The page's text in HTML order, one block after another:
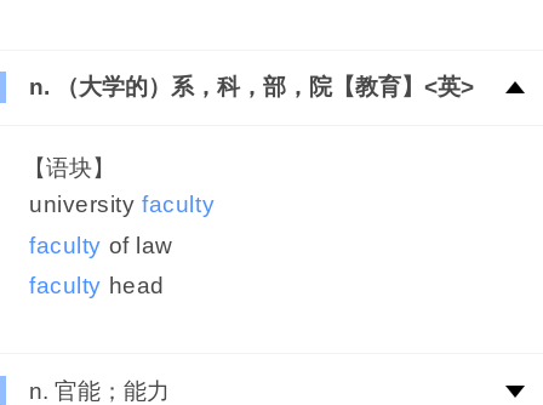
n. （大学的）系，科，部，院【教育】<英>
【语块】
universityfaculty
faculty of law
faculty head
n. 官能；能力